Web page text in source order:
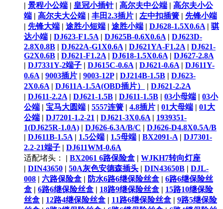
| 景程小公端 | 皇冠小插针| 高尔夫中公端 | 高尔夫小公
端 | 高尔夫大公端 | 丰田2.3插片 | 左中扣插簧 | 先锋小端
| 先锋大端 | 途胜小短端 | 途胜小端 | DJ628-1.5X0.6A | 骐
达小端 | DJ623-F1.5A | DJ625B-0.6X0.6A | DJ623D-
2.8X0.8B | DJ622A-G1X0.6A | DJ621YA-F1.2A | DJ621-
G2X0.6B | DJ621-F1.2A | DJ618-1.5X0.6A | DJ627-2.8A
| DJ7331Y-2端子 | DJ615C-0.6A | DJ621-0.6A | DJ611Y-
0.6A | 9003插片 | 9003-12P| DJ214B-1.5B | DJ623-
2X0.6A | DJ611A-1.5A(OBD插片） | DJ621-2.2A
| DJ611-2.2A | DJ621-1.5B | DJ611-1.5B | 03小母端 | 03小
公端 | 宝马大圆端 | 5557连簧 | 4.8插片 | 01大母端 | 01大
公端 | DJ7201-1.2-21 | DJ621-3X0.6A | 1939351-
1(DJ625R-1.0A) | DJ626-6.3A/B/C | DJ626-D4.8X0.5A/B
| DJ611B-1.5A | 1.5公端 | 1.5母端 | BX2091-A | DJ7301-
2.2-21端子 | DJ611WM-0.6A
适配堵头：
| BX2061 6路保险盒 | WJKH7转向灯座
| DIN43650 | 50A灰色安德森插头 | DIN43650B | DJL-
008 | 六路保险盒 | 防水6路6继保险丝盒 | 6路6继保险丝
盒 | 6路6继保险丝盒 | 18路9继保险丝盒 | 15路10继保险
丝盒 | 12路4继保险丝盒 | 11路6继保险丝盒 | 9路5继保险